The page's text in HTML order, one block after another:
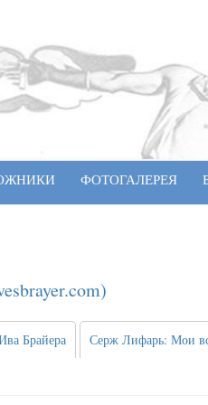
ФОТОГАЛЕРЕЯ
Брайера Серж Лифарь: Мои